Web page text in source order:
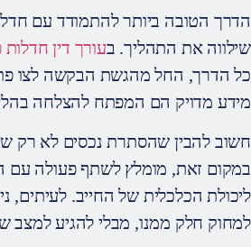
הדרך הטובה ביותר להתמודד עם
שילווה את התהליך. בעורך דין חדלות
כל הדרך, החל מהגשת הבקשה לצו
מידע מדויק הם המפתח להצלחה
חשוב להבין שהסתרת נכסים לא רק
במקום זאת, מומלץ לשתף פעולה עם
ליכולת הכלכלית של החייב. לעיתים,
למחוק חלק ממנו, מבלי להגיע למצב